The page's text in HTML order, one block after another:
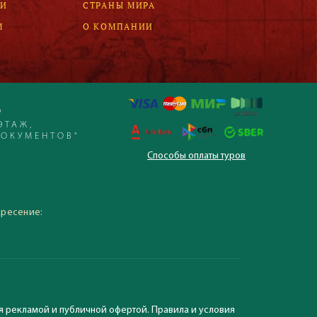
СТРАНЫ МИРА
О КОМПАНИИ
Способы оплаты туров
рекламой и публичной офертой. Правила и условия